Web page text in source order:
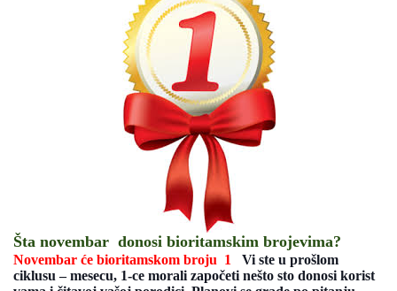
Šta novembar donosi bioritamskim brojevima?
Novembar će bioritamskom broju 1
Vi ste u prošlom
ciklusu – mesecu, 1-ce morali započeti nešto sto donosi korist